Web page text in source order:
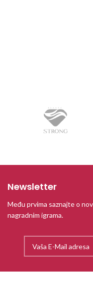
Newsletter
Među prvima saznajte o
nagradnim igrama.